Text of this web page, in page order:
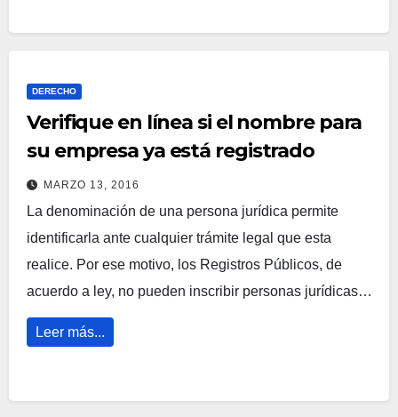
DERECHO
Verifique en línea si el nombre para
su empresa ya está registrado
MARZO 13, 2016
La denominación de una persona jurídica permite
identificarla ante cualquier trámite legal que esta
realice. Por ese motivo, los Registros Públicos, de
acuerdo a ley, no pueden inscribir personas jurídicas…
Leer más...